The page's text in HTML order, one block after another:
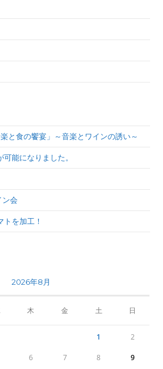
と食の饗宴」～音楽とワインの誘い～
能になりました。
ン会
トを加工！
2026年8月
木 金 土 日
1 2
6 7 8 9